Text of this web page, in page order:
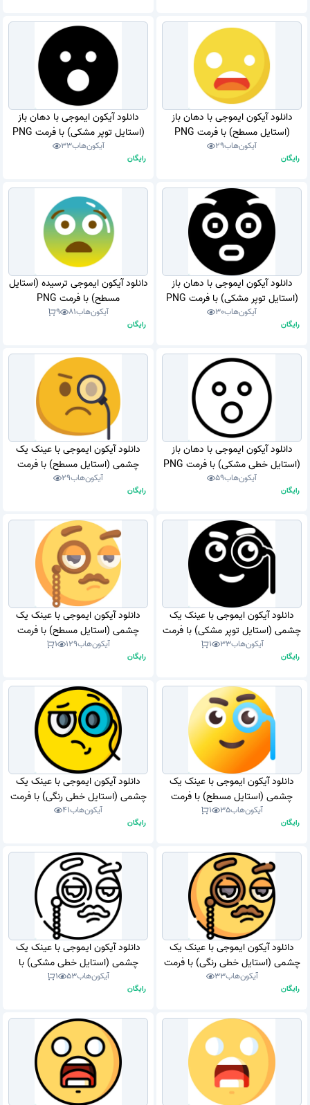
دانلود آیکون ایموجی با دهان باز
(استایل مسطح) با فرمت PNG
آیکون‌هاب29
رایگان
دانلود آیکون ایموجی با دهان باز
(استایل توپر مشکی) با فرمت PNG
آیکون‌هاب33
رایگان
دانلود آیکون ایموجی با دهان باز
(استایل توپر مشکی) با فرمت PNG
آیکون‌هاب30
رایگان
دانلود آیکون ایموجی ترسیده (استایل
مسطح) با فرمت PNG
آیکون‌هاب81
9
رایگان
دانلود آیکون ایموجی با دهان باز
(استایل خطی مشکی) با فرمت PNG
آیکون‌هاب59
رایگان
دانلود آیکون ایموجی با عینک یک
چشمی (استایل مسطح) با فرمت
PNG
آیکون‌هاب29
رایگان
دانلود آیکون ایموجی با عینک یک
چشمی (استایل توپر مشکی) با فرمت
PNGآیکون‌هاب33
1
رایگان
دانلود آیکون ایموجی با عینک یک
چشمی (استایل مسطح) با فرمت
PNGآیکون‌هاب129
1
رایگان
دانلود آیکون ایموجی با عینک یک
چشمی (استایل مسطح) با فرمت
PNGآیکون‌هاب35
1
رایگان
دانلود آیکون ایموجی با عینک یک
چشمی (استایل خطی رنگی) با فرمت
PNG
آیکون‌هاب41
رایگان
دانلود آیکون ایموجی با عینک یک
چشمی (استایل خطی رنگی) با فرمت
PNG
آیکون‌هاب33
رایگان
دانلود آیکون ایموجی با عینک یک
چشمی (استایل خطی مشکی) با
فرمت PNG
آیکون‌هاب53
1
رایگان